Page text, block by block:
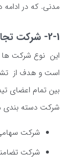
مدنی. که در
2-1- شرکت تجاری
این نوع شرکت ها
است و هدف از
بین تمام اعضای
شرکت دسته بندی
شرکت
شرکت